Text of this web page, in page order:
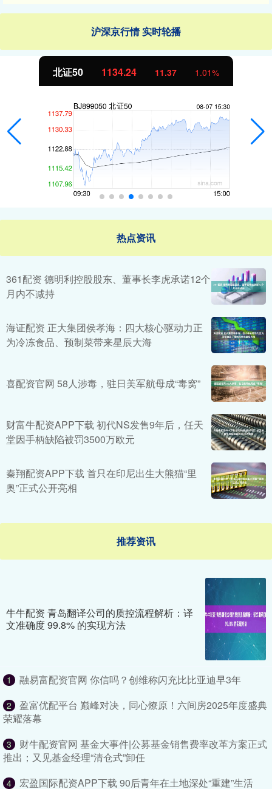
沪深京行情 实时轮播
北证50 1134.24 11.37 1.01%
热点资讯
361配资 德明利控股股东、董事长李虎承诺12个
月内不减持
海证配资 正大集团侯孝海：四大核心驱动力正
为冷冻食品、预制菜带来星辰大海
喜配资官网 58人涉毒，驻日美军航母成“毒窝”
财富牛配资APP下载 初代NS发售9年后，任天
堂因手柄缺陷被罚3500万欧元
秦翔配资APP下载 首只在印尼出生大熊猫“里
奥”正式公开亮相
推荐资讯
牛牛配资 青岛翻译公司的质控流程解析：译
文准确度 99.8% 的实现方法
1 融易富配资官网 你信吗？创维称闪充比比亚迪早3年
2
盈富优配平台 巅峰对决，同心燎原！六间房2025年度盛典
荣耀落幕
3
财牛配资官网 基金大事件|公募基金销售费率改革方案正式
推出；又见基金经理“清仓式”卸任
4 宏盈国际配资APP下载 90后青年在土地深处“重建”生活